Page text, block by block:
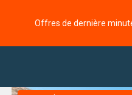
Offres de dernière